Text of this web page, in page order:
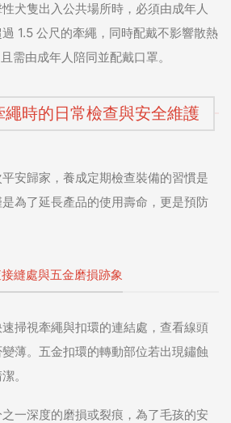
犬隻出入公共場所時，必須由成年人
1.5 公尺的牽繩，同時配戴不影響散熱
需由成年人陪同並配戴口罩。
繩時的日常檢查與安全維護
安歸家，養成定期檢查裝備的習慣是
為了延長產品的使用壽命，更是預防
縫處與五金磨損跡象
掃視牽繩與扣環的連結處，查看線頭
薄。五金扣環的轉動部位若出現鏽蝕
。
一深度的磨損或裂痕，為了毛孩的安